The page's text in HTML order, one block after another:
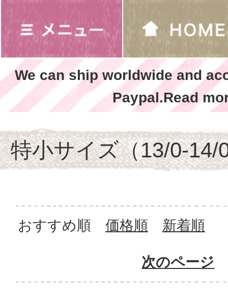
We can ship worldwide and
Paypal.Read
特小サイズ（13/0-14/
おすすめ順 価格順 新着順
次のページ